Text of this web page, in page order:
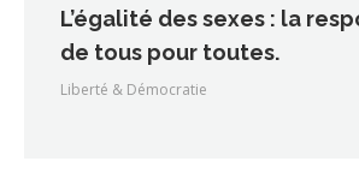
L’égalité des sexes : la
de tous pour toutes.
Liberté & Démocratie